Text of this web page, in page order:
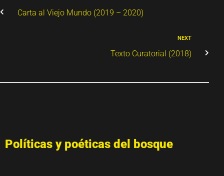
Carta al Viejo Mundo (2019 – 2020)
NEXT
Texto Curatorial (2018)
Políticas y poéticas del bosque